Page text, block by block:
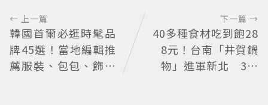
← 上一篇
韓國首爾必逛時髦品
牌45選！當地編輯推
薦服裝、包包、飾品
下一篇 →
40多種食材吃到飽28
8元！台南「井賀鍋
物」進軍新北 3人